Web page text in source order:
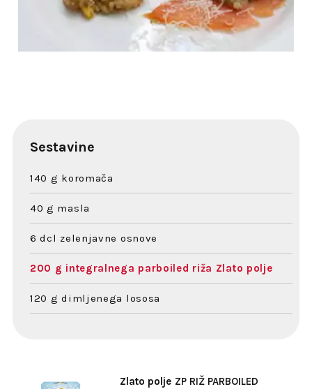
Sestavine
140 g koromača
40 g masla
6 dcl zelenjavne osnove
200 g integralnega parboiled riža Zlato polje
120 g dimljenega lososa
Zlato polje ZP RIŽ PARBOILED